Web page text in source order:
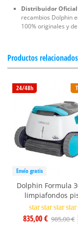
Distribuidor
recambios Dolphin
100% originales y
Productos relacionados
24/48h
Envío gratis
Dolphin Formula
limpiafondos
star star star star
835,00 € 985,00 €